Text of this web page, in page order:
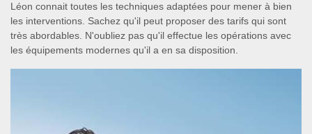
Léon connait toutes les techniques adaptées pour mener à bien
les interventions. Sachez qu'il peut proposer des tarifs qui sont
très abordables. N'oubliez pas qu'il effectue les opérations avec
les équipements modernes qu'il a en sa disposition.